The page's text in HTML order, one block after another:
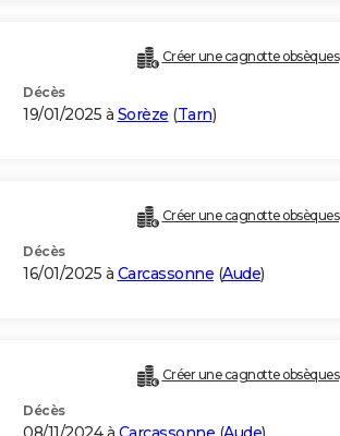
Créer une cagnotte obsèques
Décès
19/01/2025 à Sorèze (Tarn)
Créer une cagnotte obsèques
Décès
16/01/2025 à Carcassonne (Aude)
Créer une cagnotte obsèques
Décès